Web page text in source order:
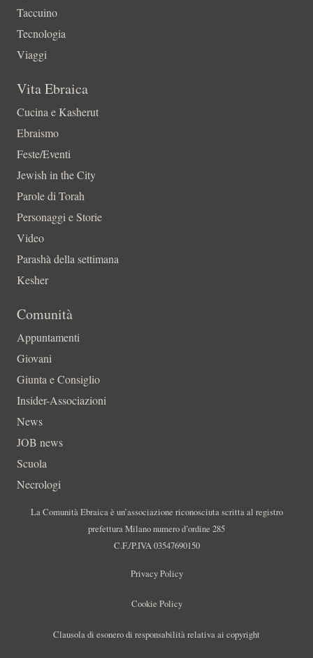
Taccuino
Tecnologia
Viaggi
Vita Ebraica
Cucina e Kasherut
Ebraismo
Feste/Eventi
Jewish in the City
Parole di Torah
Personaggi e Storie
Video
Parashà della settimana
Kesher
Comunità
Appuntamenti
Giovani
Giunta e Consiglio
Insider-Associazioni
News
JOB news
Scuola
Necrologi
La Comunità Ebraica è un’associazione riconosciuta scritta al registro
prefettura Milano numero d’ordine 285
C.F./P.IVA 03547690150
Privacy Policy
Cookie Policy
Clausola di esonero di responsabilità relativa ai copyright